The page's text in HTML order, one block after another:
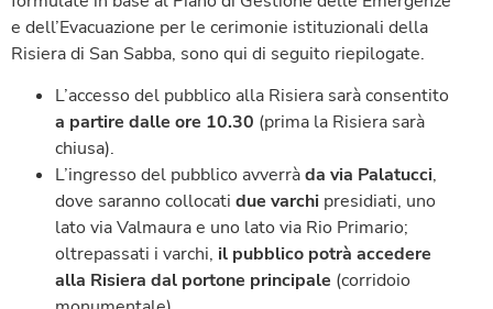
e dell’Evacuazione per le cerimonie istituzionali della
Risiera di San Sabba, sono qui di seguito riepilogate.
L’accesso del pubblico alla Risiera sarà consentito
a partire dalle ore 10.30 (prima la Risiera sarà
chiusa).
L’ingresso del pubblico avverràda via Palatucci,
dove saranno collocati due varchi presidiati, uno
lato via Valmaura e uno lato via Rio Primario;
oltrepassati i varchi, il pubblico potrà accedere
alla Risiera dal portone principale (corridoio